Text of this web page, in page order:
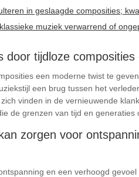
in geslaagde composities;
muziek verwarrend of
tijdloze
een moderne twist te
een brug tussen het
vinden in de vernieuwende
de grenzen van tijd en generaties
zorgen voor
en een verhoogd